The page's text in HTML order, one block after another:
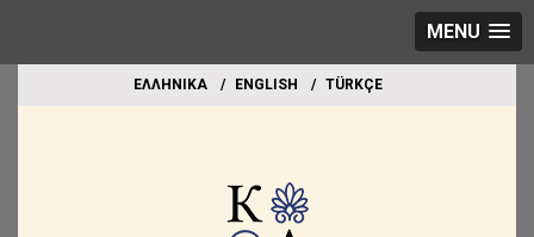
MENU
EΛΛΗΝΙΚΑ ΕΝGLISH TÜRKÇE